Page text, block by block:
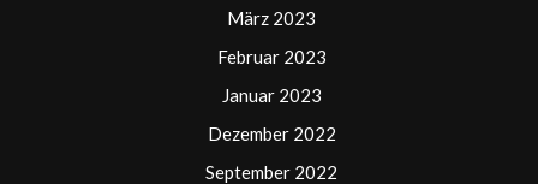
März 2023
Februar 2023
Januar 2023
Dezember 2022
September 2022